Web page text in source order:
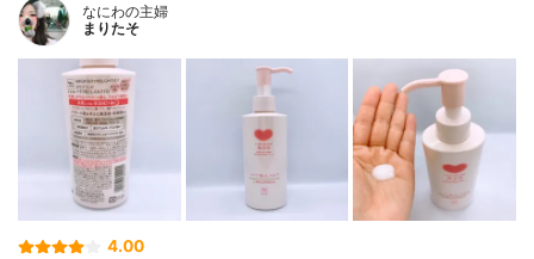
なにわの主婦
まりたそ
4.00